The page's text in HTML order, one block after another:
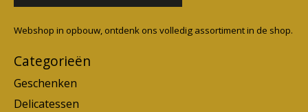
Webshop in opbouw, ontdenk ons volledig assortiment in de shop.
Categorieën
Geschenken
Delicatessen